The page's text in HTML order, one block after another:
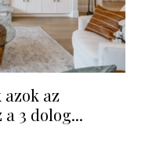
az
3 dolog...